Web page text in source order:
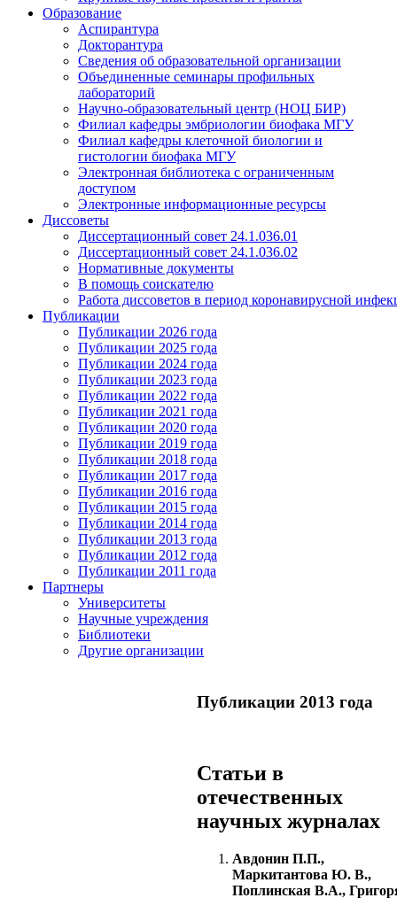
Образование
Аспирантура
Докторантура
Сведения об образовательной организации
Объединенные семинары профильных
лабораторий
Научно-образовательный центр (НОЦ БИР)
Филиал кафедры эмбриологии биофака МГУ
Филиал кафедры клеточной биологии и
гистологии биофака МГУ
Электронная библиотека с ограниченным
доступом
Электронные информационные ресурсы
Диссоветы
Диссертационный совет 24.1.036.01
Диссертационный совет 24.1.036.02
Нормативные документы
В помощь соискателю
Работа диссоветов в период коронавирусной
Публикации
Публикации 2026 года
Публикации 2025 года
Публикации 2024 года
Публикации 2023 года
Публикации 2022 года
Публикации 2021 года
Публикации 2020 года
Публикации 2019 года
Публикации 2018 года
Публикации 2017 года
Публикации 2016 года
Публикации 2015 года
Публикации 2014 года
Публикации 2013 года
Публикации 2012 года
Публикации 2011 года
Партнеры
Университеты
Научные учреждения
Библиотеки
Другие организации
Публикации 2013 года
Статьи в
отечественных
научных журналах
Авдонин П.П.,
Маркитантова Ю. В.,
Поплинская В.А.,